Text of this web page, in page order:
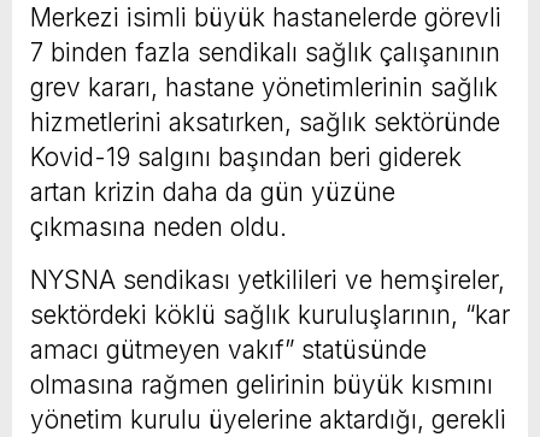
Merkezi isimli büyük hastanelerde görevli
7 binden fazla sendikalı sağlık çalışanının
grev kararı, hastane yönetimlerinin sağlık
hizmetlerini aksatırken, sağlık sektöründe
Kovid-19 salgını başından beri giderek
artan krizin daha da gün yüzüne
çıkmasına neden oldu.
NYSNA sendikası yetkilileri ve hemşireler,
sektördeki köklü sağlık kuruluşlarının, “kar
amacı gütmeyen vakıf” statüsünde
olmasına rağmen gelirinin büyük kısmını
yönetim kurulu üyelerine aktardığı, gerekli